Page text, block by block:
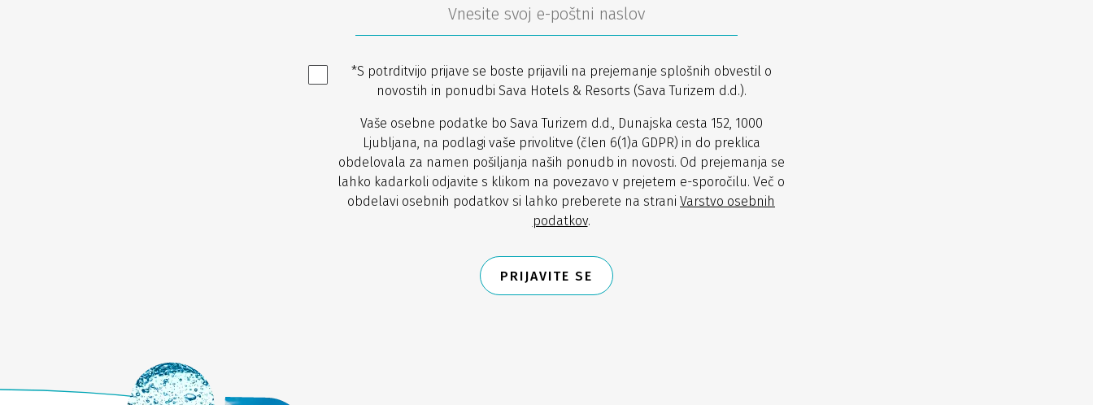
*S potrditvijo prijave se boste prijavili na prejemanje splošnih obvestil o
novostih in ponudbi Sava Hotels & Resorts (Sava Turizem d.d.).
Vaše osebne podatke bo Sava Turizem d.d., Dunajska cesta 152, 1000
Ljubljana, na podlagi vaše privolitve (člen 6(1)a GDPR) in do preklica
obdelovala za namen pošiljanja naših ponudb in novosti. Od prejemanja se
lahko kadarkoli odjavite s klikom na povezavo v prejetem e-sporočilu. Več o
obdelavi osebnih podatkov si lahko preberete na strani Varstvo osebnih
podatkov.
PRIJAVITE SE